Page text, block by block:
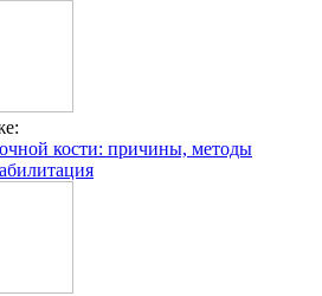
кости: причины, методы